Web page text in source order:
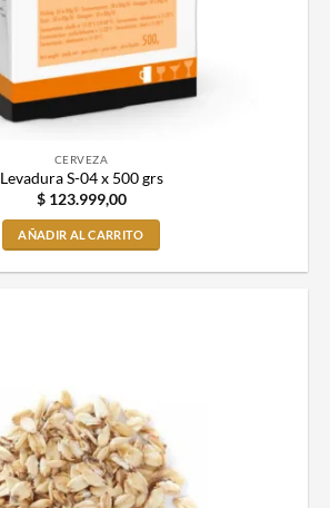
CERVEZA
Levadura S-04 x 500 grs
$123.999,00
AÑADIR AL CARRITO